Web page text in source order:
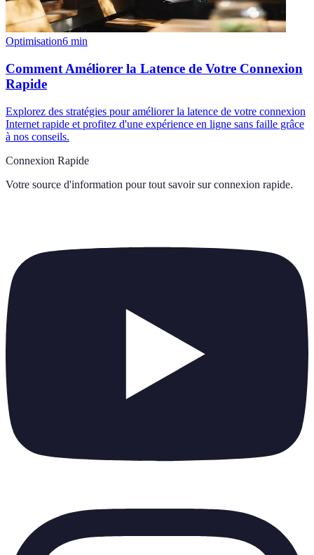
Optimisation6 min
Comment Améliorer la Latence de Votre Connexion
Rapide
Explorez des stratégies pour améliorer la latence de votre connexion
Internet rapide et profitez d'une expérience en ligne sans faille grâce
à nos conseils.
Connexion Rapide
Votre source d'information pour tout savoir sur connexion rapide.